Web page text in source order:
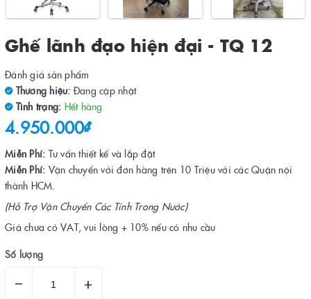
Ghế lãnh đạo hiện đại - TQ 12
Đánh giá sản phẩm
Thương hiệu: Đang cập nhật
Tình trạng: Hết hàng
4.950.000₫
Miễn Phí: Tư vấn thiết kế và lắp đặt
Miễn Phí: Vận chuyển với đơn hàng trên 10 Triệu với các Quận nội
thành HCM.
(Hỗ Trợ Vận Chuyển Các Tỉnh Trong Nước)
Giá chưa có VAT, vui lòng + 10% nếu có nhu cầu
Số lượng
– +